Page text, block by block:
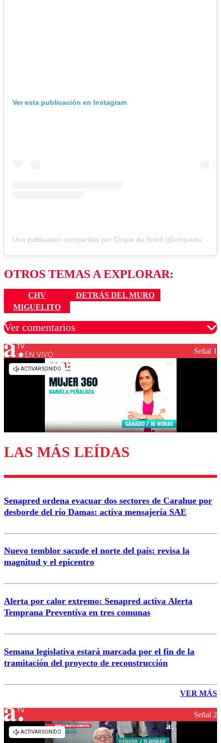
Ver esta publicación en Instagram
Una publicación compartida por Cirque du Soleil (@cirquedusoleil)
OTROS TEMAS A EXPLORAR:
CHV
DETRÁS DEL MURO
MIGUELITO
Ver comentarios
Los comentarios son moderados para garantizar un
diálogo respetuoso.
Enviar comentario
EN VIVO Señal 1
LAS MÁS LEÍDAS
Senapred ordena evacuar dos sectores de Carahue por
desborde del río Damas: activa mensajería SAE
Nuevo temblor sacude el norte del país: revisa la
magnitud y el epicentro
Alerta por calor extremo: Senapred activa Alerta
Temprana Preventiva en tres comunas
Semana legislativa estará marcada por el fin de la
tramitación del proyecto de reconstrucción
VER MÁS
Señal 2